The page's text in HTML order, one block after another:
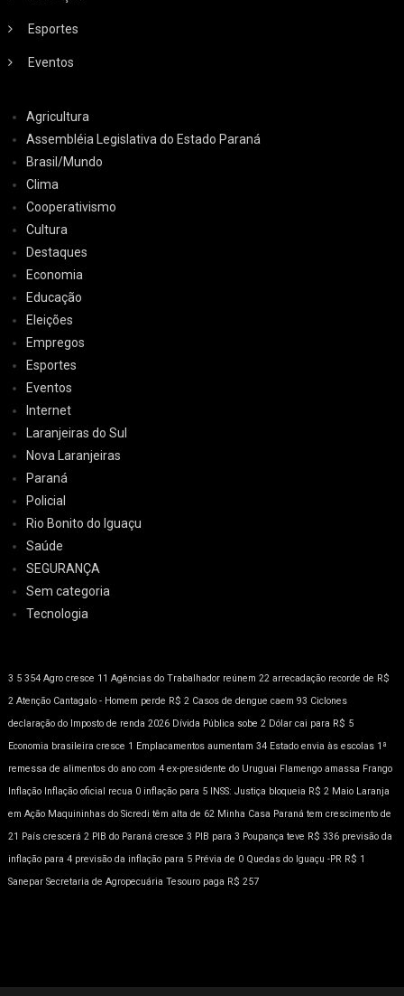
Esportes
Eventos
Agricultura
Assembléia Legislativa do Estado Paraná
Brasil/Mundo
Clima
Cooperativismo
Cultura
Destaques
Economia
Educação
Eleições
Empregos
Esportes
Eventos
Internet
Laranjeiras do Sul
Nova Laranjeiras
Paraná
Policial
Rio Bonito do Iguaçu
Saúde
SEGURANÇA
Sem categoria
Tecnologia
3 5 354 Agro cresce 11 Agências do Trabalhador reúnem 22 arrecadação recorde de R$
2 Atenção Cantagalo - Homem perde R$ 2 Casos de dengue caem 93 Ciclones
declaração do Imposto de renda 2026 Dívida Pública sobe 2 Dólar cai para R$ 5
Economia brasileira cresce 1 Emplacamentos aumentam 34 Estado envia às escolas 1ª
remessa de alimentos do ano com 4 ex-presidente do Uruguai Flamengo amassa Frango
Inflação Inflação oficial recua 0 inflação para 5 INSS: Justiça bloqueia R$ 2 Maio Laranja
em Ação Maquininhas do Sicredi têm alta de 62 Minha Casa Paraná tem crescimento de
21 País crescerá 2 PIB do Paraná cresce 3 PIB para 3 Poupança teve R$ 336 previsão da
inflação para 4 previsão da inflação para 5 Prévia de 0 Quedas do Iguaçu -PR R$ 1
Sanepar Secretaria de Agropecuária Tesouro paga R$ 257